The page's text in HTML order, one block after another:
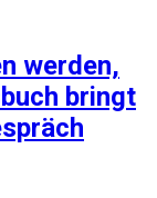
werden,
bringt